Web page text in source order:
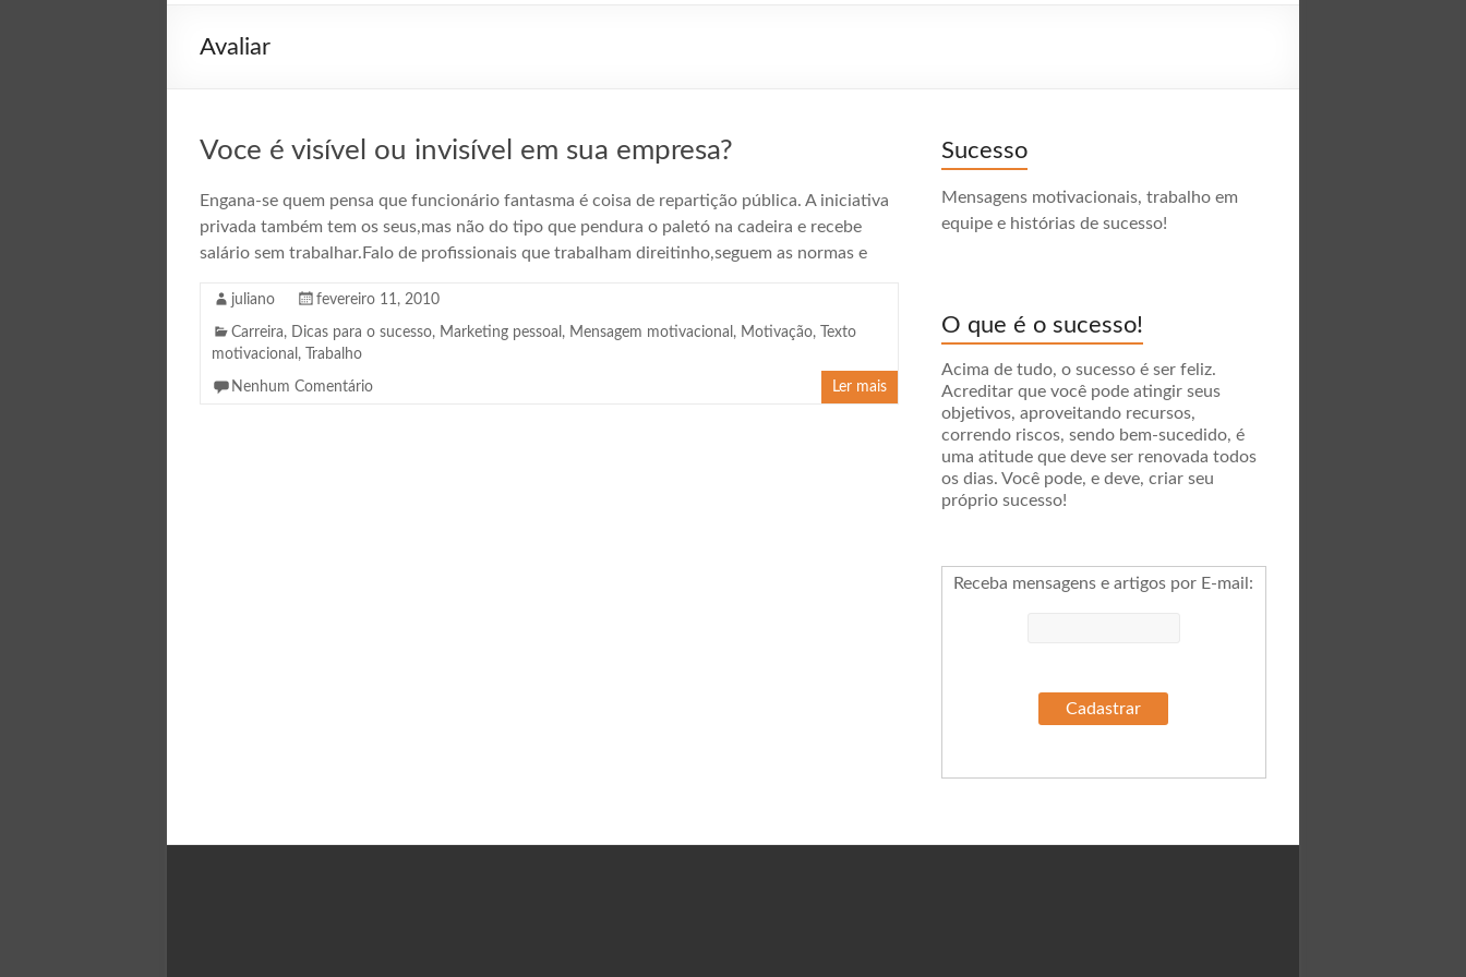
Avaliar
Voce é visível ou invisível em sua empresa?
Engana-se quem pensa que funcionário fantasma é coisa de repartição pública. A iniciativa
privada também tem os seus,mas não do tipo que pendura o paletó na cadeira e recebe
salário sem trabalhar.Falo de profissionais que trabalham direitinho,seguem as normas e
juliano fevereiro 11, 2010
Carreira, Dicas para o sucesso, Marketing pessoal , Mensagem motivacional , Motivação,
Texto
motivacional , Trabalho
Nenhum Comentário Ler mais
Sucesso
Mensagens motivacionais, trabalho em
equipe e histórias de sucesso!
O que é o sucesso!
Acima de tudo, o sucesso é ser feliz.
Acreditar que você pode atingir seus
objetivos, aproveitando recursos,
correndo riscos, sendo bem-sucedido, é
uma atitude que deve ser renovada todos
os dias. Você pode, e deve, criar seu
próprio sucesso!
Receba mensagens e artigos por E-mail :